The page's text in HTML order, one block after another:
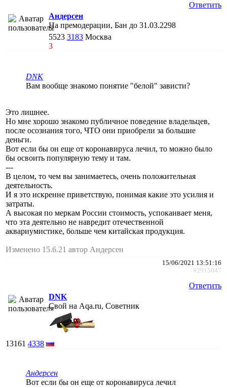
Ответить
Андерсен
На премодерации, Бан до 31.03.2298
5523 3183 Москва
3
DNK
Вам вообще знакомо понятие "белой" зависти?
Это лишнее.
Но мне хорошо знакомо публичное поведение владельцев,
после осознания того, ЧТО они приобрели за большие
деньги.
Вот если бы он еще от коронавируса лечил, то можно было
бы освоить популярную тему и там.
---
В целом, то чем вы занимаетесь, очень положительная
деятельность.
И я это искренне приветствую, понимая какие это усилия и
затраты.
А высокая по меркам России стоимость, успокаивает меня,
что эта деятельно не навредит отечественной
аквариумистике, больше чем китайская продукция.
Изменено 15.6.21 автор Андерсен
15/06/2021 13:51:16
#2915047
Ответить
DNK
Свой на Aqa.ru, Советник
13161 4338
Андерсен
Вот если бы он еще от коронавируса лечил